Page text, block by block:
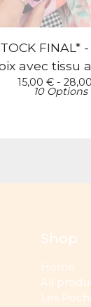
FINAL*
avec tissu
15,00 € - 28,00
10 Options
Shop
Home
All
Les